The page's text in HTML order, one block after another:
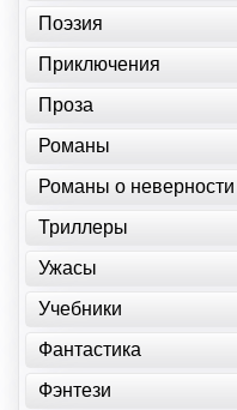
Поэзия
Приключения
Проза
Романы
Романы о неверности
Триллеры
Ужасы
Учебники
Фантастика
Фэнтези